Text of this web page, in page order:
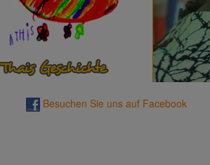
Besuchen Sie uns auf Facebook